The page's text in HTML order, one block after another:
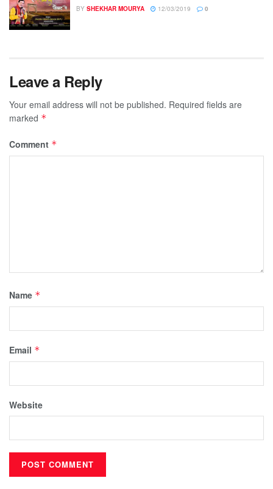
BY SHEKHAR MOURYA 12/03/2019 0
Leave a Reply
Your email address will not be published. Required fields are
marked *
Comment *
Name *
Email *
Website